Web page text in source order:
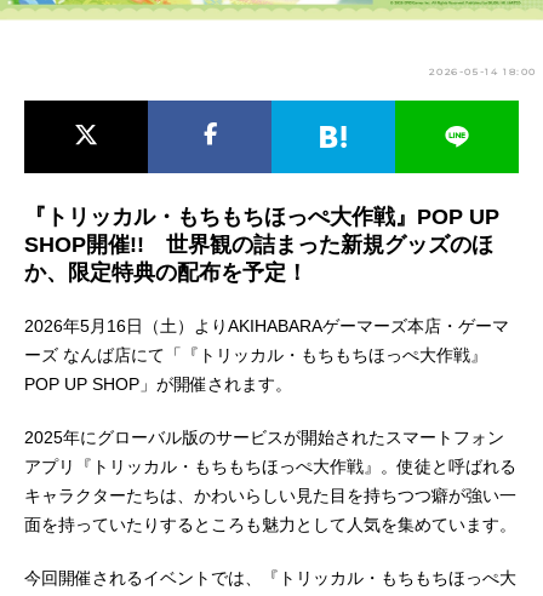
男性声優/女性声優一覧
2026-05-14 18:00
『トリッカル・もちもちほっぺ大作戦』POP UP
SHOP開催!! 世界観の詰まった新規グッズのほ
か、限定特典の配布を予定！
2026年5月16日（土）よりAKIHABARAゲーマーズ本店・ゲーマ
ーズ なんば店にて「『トリッカル・もちもちほっぺ大作戦』
POP UP SHOP」が開催されます。
2025年にグローバル版のサービスが開始されたスマートフォン
アプリ『トリッカル・もちもちほっぺ大作戦』。使徒と呼ばれる
キャラクターたちは、かわいらしい見た目を持ちつつ癖が強い一
面を持っていたりするところも魅力として人気を集めています。
今回開催されるイベントでは、『トリッカル・もちもちほっぺ大